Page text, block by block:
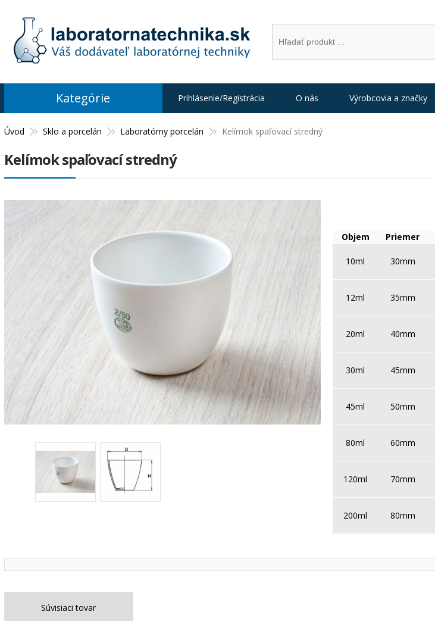
Úvod Sklo a porcelán Laboratórny porcelán Kelímok spaľovací stredný
Kelímok spaľovací stredný
Objem Priemer
10ml 30mm
12ml 35mm
20ml 40mm
30ml 45mm
45ml 50mm
80ml 60mm
120ml 70mm
200ml 80mm
Súvisiaci tovar
Kategórie Prihlásenie/Registrácia O nás Výrobcovia a značky